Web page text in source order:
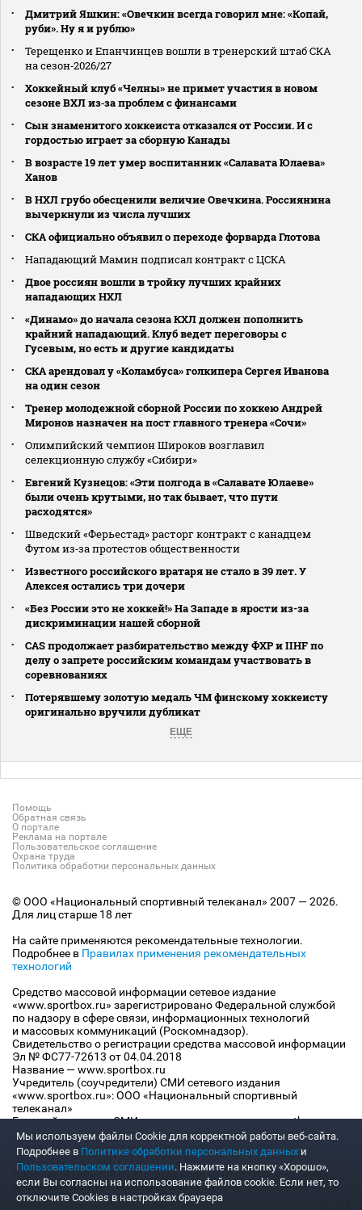
Дмитрий Яшкин: «Овечкин всегда говорил мне: «Копай,
руби». Ну я и рублю»
Терещенко и Епанчинцев вошли в тренерский штаб СКА
на сезон‑2026/27
Хоккейный клуб «Челны» не примет участия в новом
сезоне ВХЛ из‑за проблем с финансами
Сын знаменитого хоккеиста отказался от России. И с
гордостью играет за сборную Канады
В возрасте 19 лет умер воспитанник «Салавата Юлаева»
Ханов
В НХЛ грубо обесценили величие Овечкина. Россиянина
вычеркнули из числа лучших
СКА официально объявил о переходе форварда Глотова
Нападающий Мамин подписал контракт с ЦСКА
Двое россиян вошли в тройку лучших крайних
нападающих НХЛ
«Динамо» до начала сезона КХЛ должен пополнить
крайний нападающий. Клуб ведет переговоры с
Гусевым, но есть и другие кандидаты
СКА арендовал у «Коламбуса» голкипера Сергея Иванова
на один сезон
Тренер молодежной сборной России по хоккею Андрей
Миронов назначен на пост главного тренера «Сочи»
Олимпийский чемпион Широков возглавил
селекционную службу «Сибири»
Евгений Кузнецов: «Эти полгода в «Салавате Юлаеве»
были очень крутыми, но так бывает, что пути
расходятся»
Шведский «Ферьестад» расторг контракт с канадцем
Футом из‑за протестов общественности
Известного российского вратаря не стало в 39 лет. У
Алексея остались три дочери
«Без России это не хоккей!» На Западе в ярости из-за
дискриминации нашей сборной
CAS продолжает разбирательство между ФХР и IIHF по
делу о запрете российским командам участвовать в
соревнованиях
Потерявшему золотую медаль ЧМ финскому хоккеисту
оригинально вручили дубликат
ЕЩЕ
Помощь
Обратная связь
О портале
Реклама на портале
Пользовательское соглашение
Охрана труда
Политика обработки персональных данных
© ООО «Национальный спортивный телеканал» 2007 — 2026.
Для лиц старше 18 лет
На сайте применяются рекомендательные технологии.
Подробнее в Правилах применения рекомендательных
технологий
Средство массовой информации сетевое издание
«www.sportbox.ru» зарегистрировано Федеральной службой
по надзору в сфере связи, информационных технологий
и массовых коммуникаций (Роскомнадзор).
Свидетельство о регистрации средства массовой информации
Эл № ФС77-72613 от 04.04.2018
Название — www.sportbox.ru
Учредитель (соучредители) СМИ сетевого издания
«www.sportbox.ru»: ООО «Национальный спортивный
телеканал»
Главный редактор СМИ сетевого издания «www.sportbox.ru»:
Конов В.А.
Номер телефона редакции СМИ сетевого издания
«www.sportbox.ru»: +7 (495) 653 8419
Адрес электронной почты редакции СМИ сетевого издания
«www.sportbox.ru»: editor@sportbox.ru
Мы используем файлы Сookie для корректной работы веб-сайта.
Подробнее в Политике обработки персональных данных и
Пользовательском соглашении. Нажмите на кнопку «Хорошо»,
если Вы согласны на использование файлов cookie. Если нет, то
отключите Cookies в настройках браузера